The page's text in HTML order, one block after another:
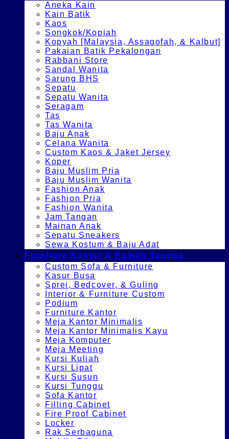
Aneka Kain
Kain Batik
Kaos
Songkok/Kopiah
Kopyah [Malaysia, Assagofah, & Kalbut]
Pakaian Batik Pekalongan
Rabbani Store
Sandal Wanita
Sarung BHS
Sepatu
Sepatu Wanita
Seragam
Tas
Tas Wanita
Baju Anak
Celana Wanita
Custom Kaos & Jaket Jersey
Koper
Baju Muslim Pria
Baju Muslim Wanita
Fashion Anak
Fashion Pria
Fashion Wanita
Jam Tangan
Mainan Anak
Sepatu Sneakers
Sewa Kostum & Baju Adat
Furniture Kantor & Rumah Tangga
Custom Sofa & Furniture
Kasur Busa
Sprei, Bedcover, & Guling
Interior & Furniture Custom
Podium
Furniture Kantor
Meja Kantor Minimalis
Meja Kantor Minimalis Kayu
Meja Komputer
Meja Meeting
Kursi Kuliah
Kursi Lipat
Kursi Susun
Kursi Tunggu
Sofa Kantor
Filling Cabinet
Fire Proof Cabinet
Locker
Rak Serbaguna